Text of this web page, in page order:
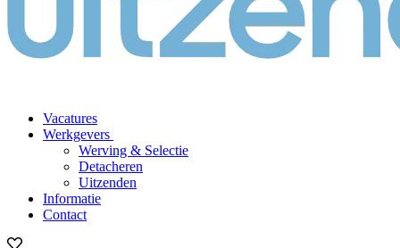
Vacatures
Werkgevers
Werving & Selectie
Detacheren
Uitzenden
Informatie
Contact